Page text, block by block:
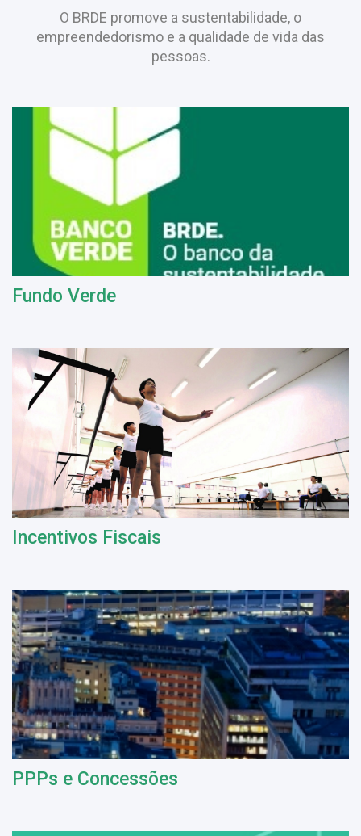
O BRDE promove a sustentabilidade, o
empreendedorismo e a qualidade de vida das
pessoas.
Fundo Verde
Incentivos Fiscais
PPPs e Concessões